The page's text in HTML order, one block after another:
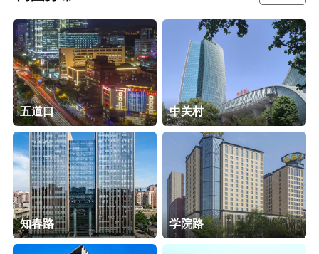
五道口 中关村
知春路 学院路